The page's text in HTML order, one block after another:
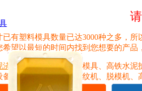
有塑料模具数量已达3000种之多，
望以最短的时间内找到您想要的产品
浇塑料模板，六角护坡模具、高铁水泥
配件等，如条纹砖条纹机、脱模机、